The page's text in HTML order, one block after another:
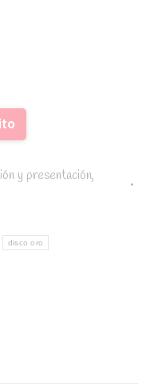
y presentación,
disco oro